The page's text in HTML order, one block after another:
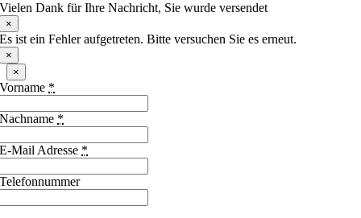
Vielen Dank für Ihre Nachricht, Sie wurde versendet
×
Es ist ein Fehler aufgetreten. Bitte versuchen Sie es erneut.
×
×
Vorname *
Nachname *
E-Mail Adresse *
Telefonnummer